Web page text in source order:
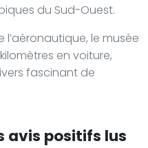
du Sud-Ouest.
l’aéronautique, le musée
en voiture,
fascinant de
avis positifs lus